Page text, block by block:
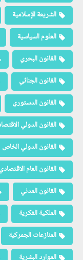
الشريعة الإسلامية
العلوم السياسية
القانون البحري
القانون الجنائي
القانون الدستوري
القانون الدولي
القانون الدولي الخاص
القانون العام الاقتصادي
القانون المدني
الملكية الفكرية
المنازعات الجمركية
الموارد البشرية